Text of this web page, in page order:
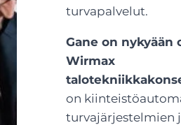
turvapalvelut.
Gane on nykyään
Wirmax
on
turvajärjestelmien